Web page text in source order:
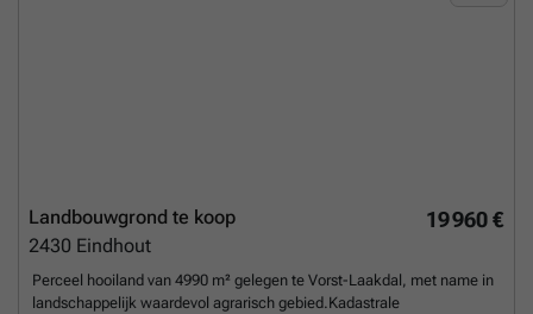
19 960 €
Landbouwgrond te koop
2430 Eindhout
Perceel hooiland van 4990 m² gelegen te Vorst-Laakdal, met name in
landschappelijk waardevol agrarisch gebied.Kadastrale